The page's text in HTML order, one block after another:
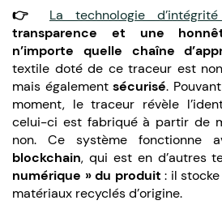
👉 La technologie
transparence et une
n’importe quelle chaîne
textile doté de ce traceur est
mais égalementsécurisé.
moment, le traceur révèle
celui-ci est fabriqué à partir de
non. Ce système fonctionne
blockchain, qui est en d’autres
numérique » du produit : il
matériaux recyclés d’origine.